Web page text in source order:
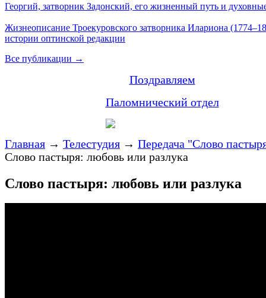
Георгий, затворник Задонский, его жизненный путь и
Жизнеописание Троекуровского затворника Илариона
истории оптинской редакции
Все публикации →
Поздравляем
Паломнический отдел
Главная → Телестудия → Передача "Слово
Слово пастыря: любовь или разлука
Слово пастыря: любовь или разлука